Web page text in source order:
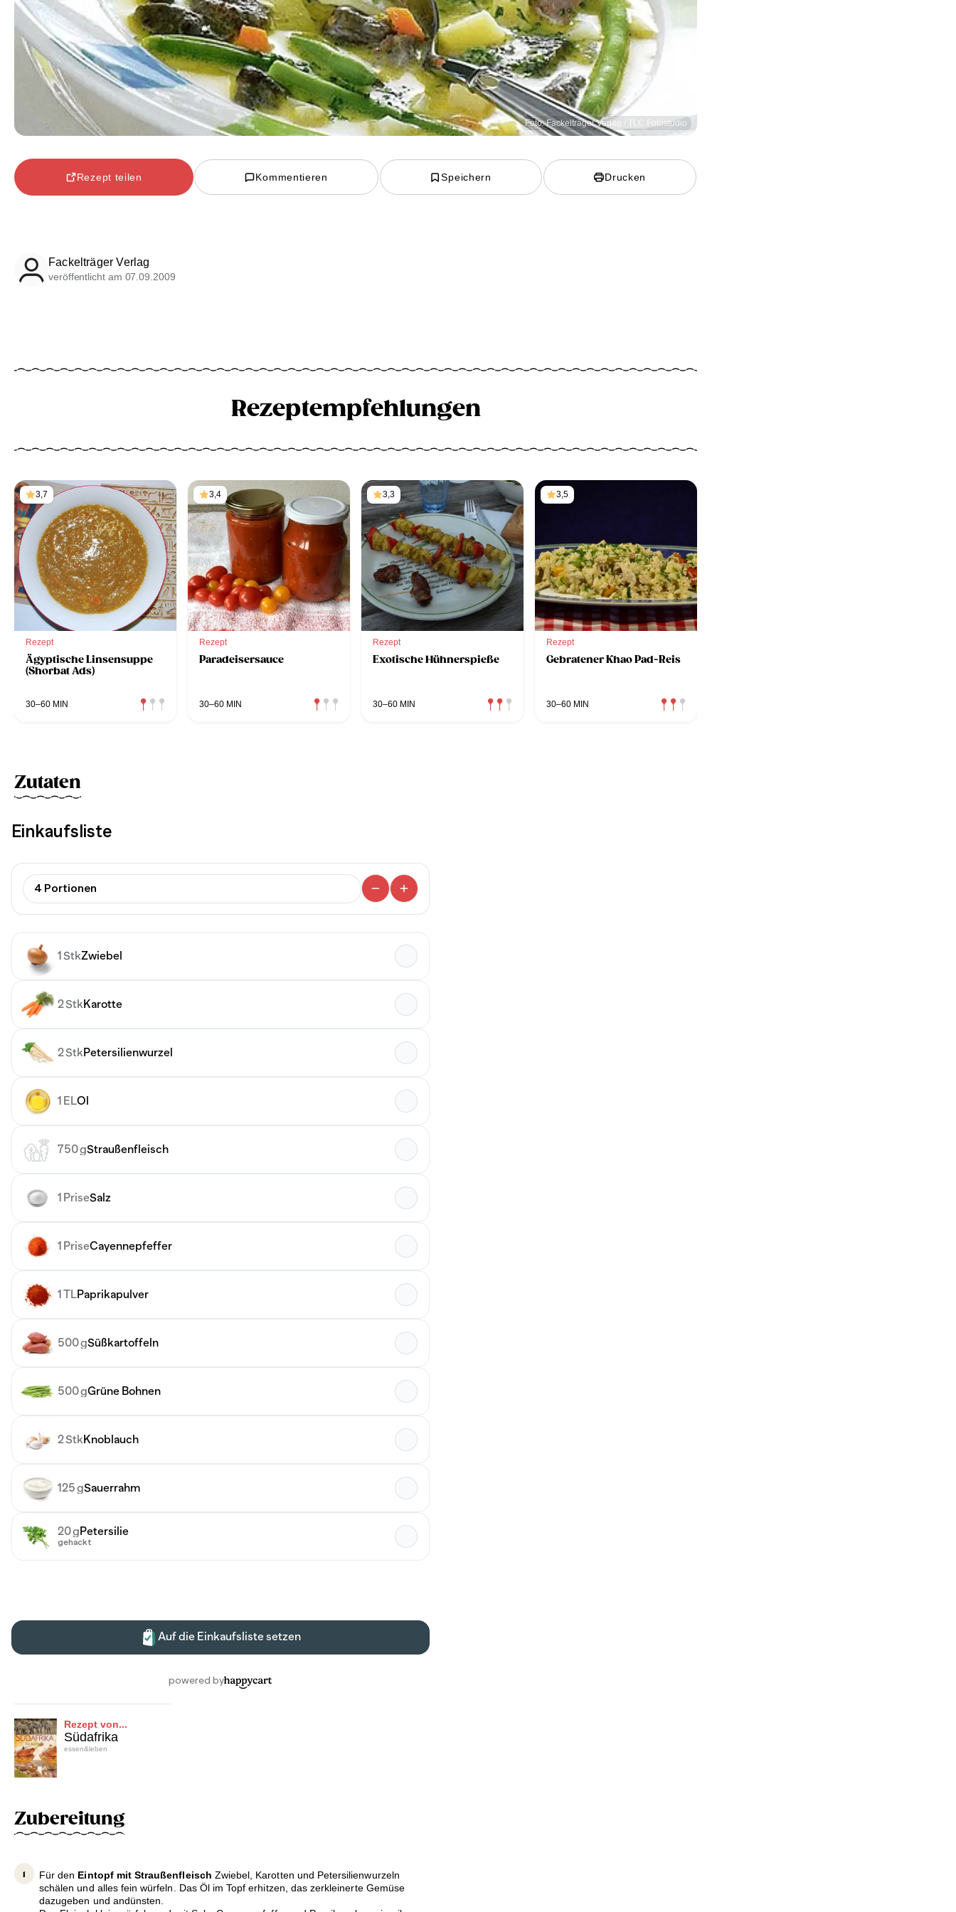
Foto: Fackelträger Verlag / TLC Fotostudio
Rezept teilen Kommentieren Speichern Drucken
Fackelträger Verlag
veröffentlicht am 07.09.2009
Rezeptempfehlungen
3,7
Rezept
Ägyptische Linsensuppe
(Shorbat Ads)
30–60 MIN
3,4
Rezept
Paradeisersauce
30–60 MIN
3,3
Rezept
Exotische Hühnerspieße
30–60 MIN
3,5
Rezept
Gebratener Khao Pad-Reis
30–60 MIN
Zutaten
Rezept von...
Südafrika
essen&leben
Zubereitung
Für den Eintopf mit Straußenfleisch Zwiebel, Karotten und Petersilienwurzeln
schälen und alles fein würfeln. Das Öl im Topf erhitzen, das zerkleinerte Gemüse
dazugeben und andünsten.